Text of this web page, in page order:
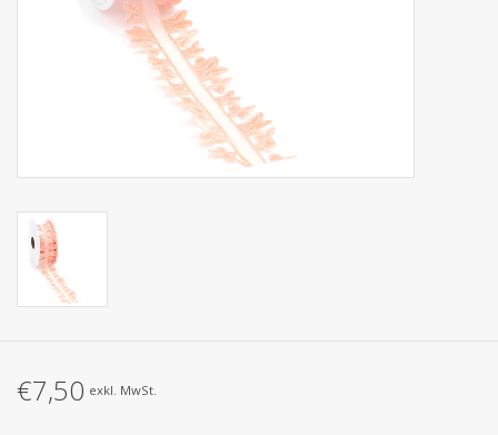
€7,50 exkl. MwSt.